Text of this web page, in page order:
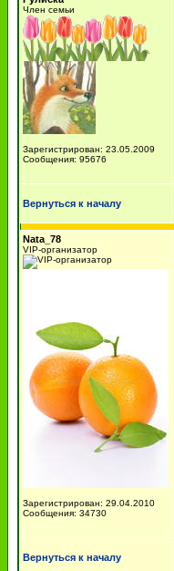
Член семьи
Зарегистрирован: 23.05.2009
Сообщения: 95676
Вернуться к началу
Nata_78
VIP-организатор
Зарегистрирован: 29.04.2010
Сообщения: 34730
Вернуться к началу